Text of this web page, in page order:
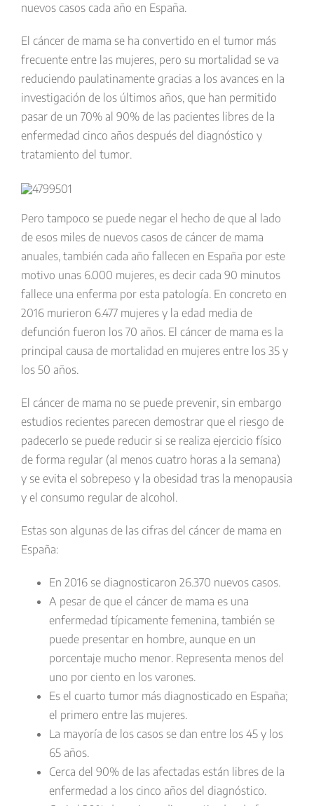
nuevos casos cada año en España.
El cáncer de mama se ha convertido en el tumor más
frecuente entre las mujeres, pero su mortalidad se va
reduciendo paulatinamente gracias a los avances en la
investigación de los últimos años, que han permitido
pasar de un 70% al 90% de las pacientes libres de la
enfermedad cinco años después del diagnóstico y
tratamiento del tumor.
Pero tampoco se puede negar el hecho de que al lado
de esos miles de nuevos casos de cáncer de mama
anuales, también cada año fallecen en España por este
motivo unas 6.000 mujeres, es decir cada 90 minutos
fallece una enferma por esta patología. En concreto en
2016 murieron 6.477 mujeres y la edad media de
defunción fueron los 70 años. El cáncer de mama es la
principal causa de mortalidad en mujeres entre los 35 y
los 50 años.
El cáncer de mama no se puede prevenir, sin embargo
estudios recientes parecen demostrar que el riesgo de
padecerlo se puede reducir si se realiza ejercicio físico
de forma regular (al menos cuatro horas a la semana)
y se evita el sobrepeso y la obesidad tras la menopausia
y el consumo regular de alcohol .
Estas son algunas de las cifras del cáncer de mama en
España:
En 2016 se diagnosticaron 26.370 nuevos casos.
A pesar de que el cáncer de mama es una
enfermedad típicamente femenina, también se
puede presentar en hombre, aunque en un
porcentaje mucho menor. Representa menos del
uno por ciento en los varones.
Es el cuarto tumor más diagnosticado en España;
el primero entre las mujeres.
La mayoría de los casos se dan entre los 45 y los
65 años.
Cerca del 90% de las afectadas están libres de la
enfermedad a los cinco años del diagnóstico.